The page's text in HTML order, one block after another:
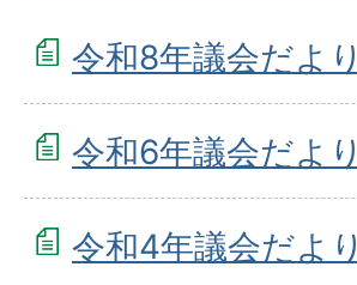
令和8年議会だより
令和6年議会だより
令和4年議会だより